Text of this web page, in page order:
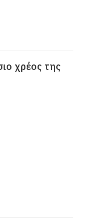
χρέος της